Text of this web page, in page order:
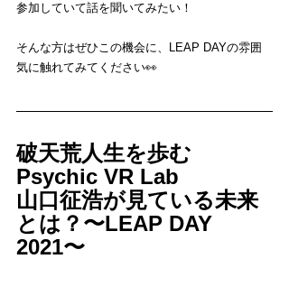
参加していて話を聞いてみたい！
そんな方はぜひこの機会に、LEAP DAYの雰囲
気に触れてみてください👀
破天荒人生を歩む
Psychic VR Lab
山口征浩が見ている未来
とは？〜LEAP DAY
2021〜